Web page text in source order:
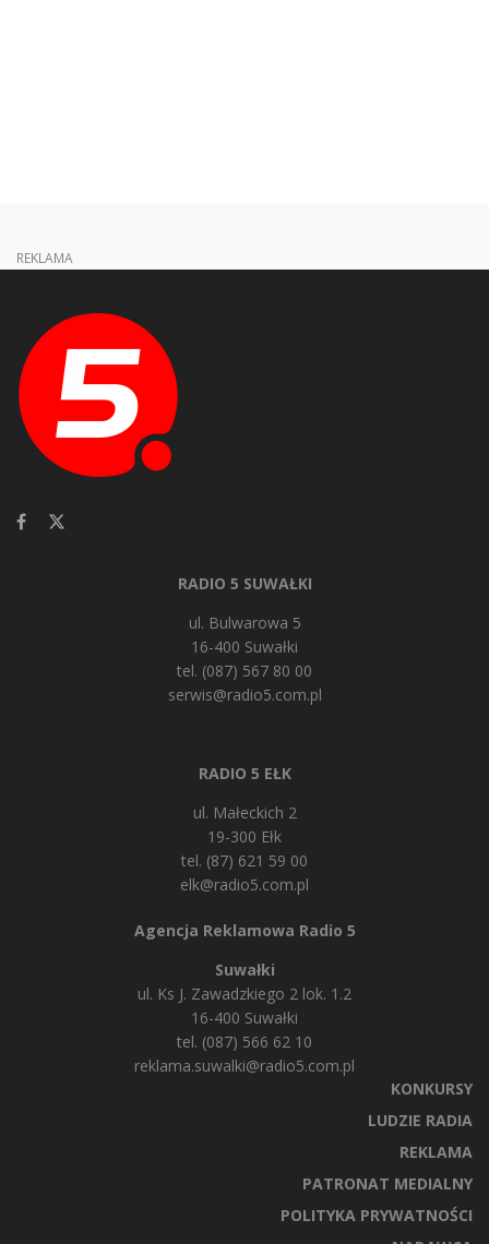
REKLAMA
RADIO 5 SUWAŁKI
ul. Bulwarowa 5
16-400 Suwałki
tel. (087) 567 80 00
serwis@radio5.com.pl
RADIO 5 EŁK
ul. Małeckich 2
19-300 Ełk
tel. (87) 621 59 00
elk@radio5.com.pl
Agencja Reklamowa Radio 5
Suwałki
ul. Ks J. Zawadzkiego 2 lok. 1.2
16-400 Suwałki
tel. (087) 566 62 10
reklama.suwalki@radio5.com.pl
KONKURSY
LUDZIE RADIA
REKLAMA
PATRONAT MEDIALNY
POLITYKA PRYWATNOŚCI